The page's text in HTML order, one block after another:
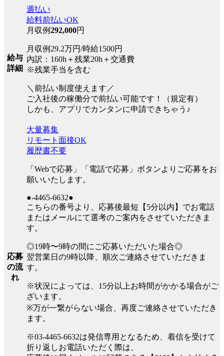
給与
詳細
週払い
給料前払いOK
月収例292,000円
月収例29.2万円/時給1500円
内訳：160h＋残業20h＋交通費
※残業手当を含む
＼前払い制度使えます／
ご入社後の稼働分で前払い可能です！（規定有）
しかも、アプリでカンタンに申請できちゃう♪
応募
の流
れ
大量募集
リモート面接OK
履歴書不要
「Webで応募」「電話で応募」ボタンよりご応募をお
願いいたします。
●-4465-6632●
こちらの番号より、応募後最短【5分以内】でお電話
またはメールにて選考のご案内をさせていただきま
す。
◎19時〜9時の間にご応募いただいた場合◎
翌営業日の9時以降、順次ご連絡させていただきま
す。
※状況によっては、15分以上お時間がかかる場合がご
ざいます。
※万が一繋がらない場合、再度ご連絡させていただき
ます。
※03-4465-6632は発信専用となるため、着信を受けて
折り返しお電話いただく際は、